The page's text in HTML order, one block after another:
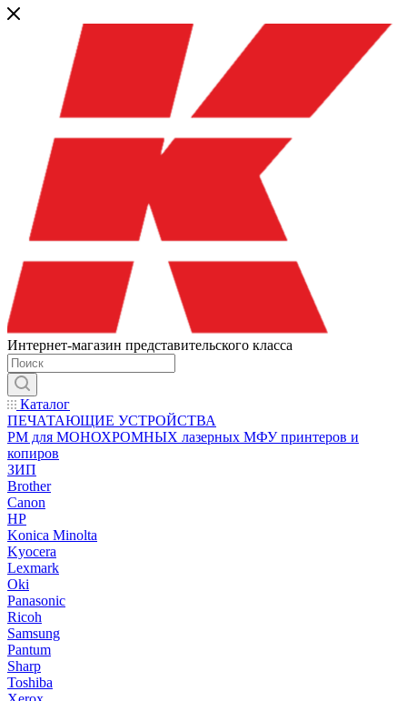
Интернет-магазин представительского класса
Каталог
ПЕЧАТАЮЩИЕ УСТРОЙСТВА
РМ для МОНОХРОМНЫХ лазерных МФУ принтеров и
копиров
ЗИП
Brother
Canon
HP
Konica Minolta
Kyocera
Lexmark
Oki
Panasonic
Ricoh
Samsung
Pantum
Sharp
Toshiba